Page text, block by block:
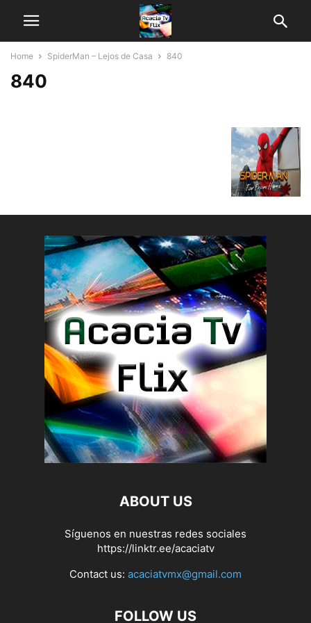
Home SpiderMan – Lejos de Casa 840
840
ABOUT US
Síguenos en nuestras redes sociales
https://linktr.ee/acaciatv
Contact us: acaciatvmx@gmail.com
FOLLOW US